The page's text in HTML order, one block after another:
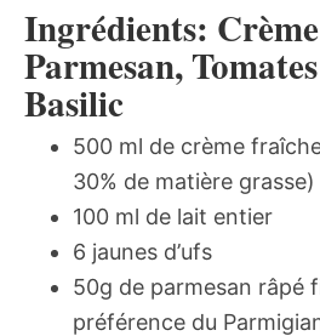
Ingrédients:
Parmesan,
Basilic
500 ml de crème
30% de matière grasse)
100 ml de lait entier
6 jaunes d’ufs
50g de parmesan râpé
préférence du